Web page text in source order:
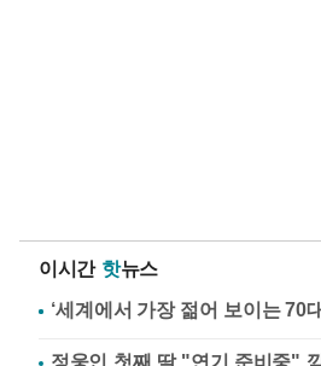
이시간 핫뉴스
정웅인 첫째 딸 "연기 준비중"